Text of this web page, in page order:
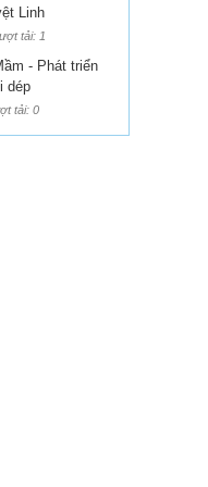
Linh
tải: 1
- Phát triển
dép
tải: 0